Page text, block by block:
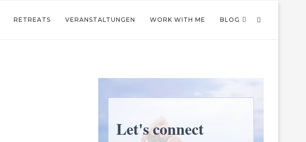
RETREATS VERANSTALTUNGEN WORK WITH ME BLOG